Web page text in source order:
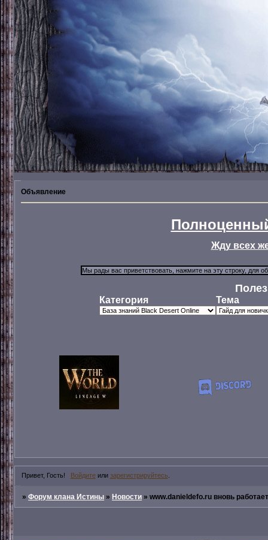
Объявление
Жду всех
Категория Тема
Привет, Гость! Войдитеили зарегистрируйтесь
»Форум клана Истины »Новости »www.danieldefo.ru вновь